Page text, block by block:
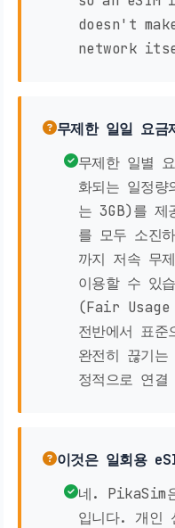
doesn't
network
무제한 일일 요금
무제한 일별
화되는 일정
는 3GB)를 제
를 모두 소진
까지 저속 무
이용할 수 있
(Fair Usage
전반에서 표
완전히 끊기
정적으로 연
이것은 일회용
네. PikaSim
입니다. 개인